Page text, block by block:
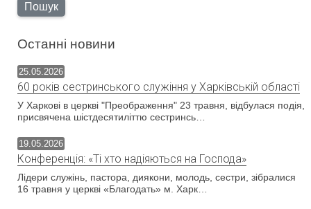
Пошук
Останні новини
25.05.2026
60 років сестринського служіння у Харківській області
У Харкові в церкві "Преображення" 23 травня, відбулася подія,
присвячена шістдесятиліттю сестринсь…
19.05.2026
Конференція: «Ті хто надіяються на Господа»
Лідери служінь, пастора, диякони, молодь, сестри, зібралися
16 травня у церкві «Благодать» м. Харк…